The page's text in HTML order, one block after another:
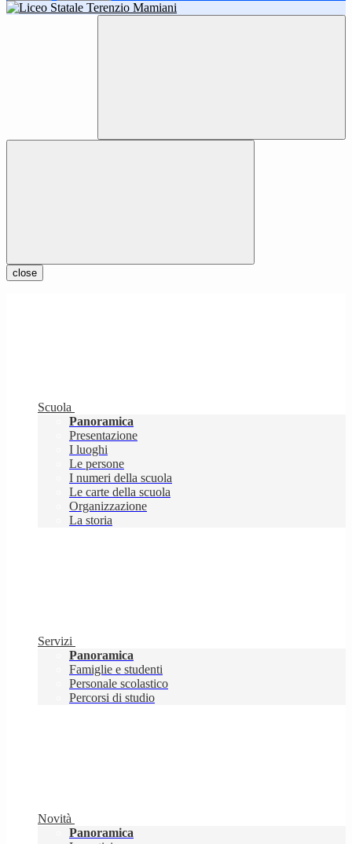
close
Scuola
Panoramica
Presentazione
I luoghi
Le persone
I numeri della scuola
Le carte della scuola
Organizzazione
La storia
Servizi
Panoramica
Famiglie e studenti
Personale scolastico
Percorsi di studio
Novità
Panoramica